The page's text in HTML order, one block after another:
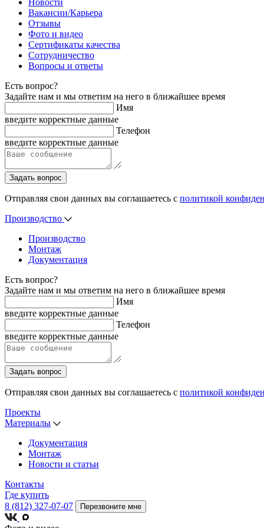
Новости
Вакансии/Карьера
Отзывы
Фото и видео
Сертификаты качества
Сотрудничество
Вопросы и ответы
Есть вопрос?
Задайте нам и мы ответим на него в ближайшее время
Имя
введите корректные данные
Телефон
введите корректные данные
Задать вопрос
Отправляя свои данных вы соглашаетесь с политикой
Производство
Производство
Монтаж
Документация
Есть вопрос?
Задайте нам и мы ответим на него в ближайшее время
Имя
введите корректные данные
Телефон
введите корректные данные
Задать вопрос
Отправляя свои данных вы соглашаетесь с политикой
Проекты
Материалы
Документация
Монтаж
Новости и статьи
Контакты
Где купить
8 (812) 327-07-07
Перезвоните мне